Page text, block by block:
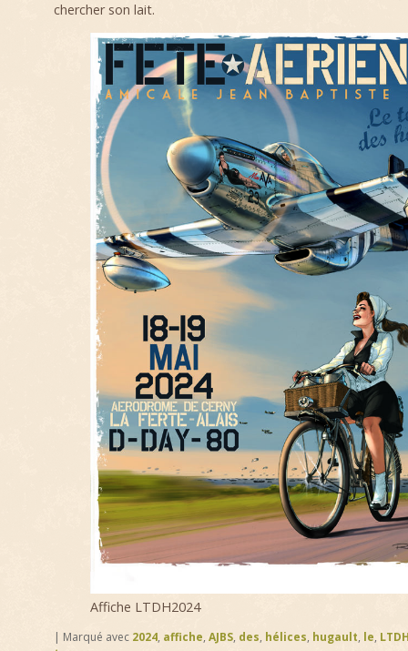
chercher son lait.
Affiche LTDH2024
| Marqué avec 2024, affiche, AJBS, des, hélices, hugault, le,